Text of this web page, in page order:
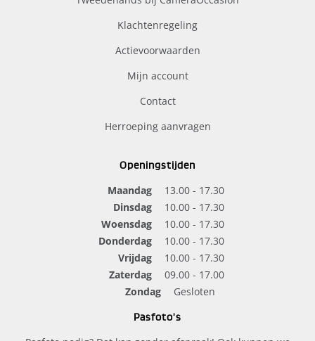
Klachtenregeling
Actievoorwaarden
Mijn account
Contact
Herroeping aanvragen
Openingstijden
Maandag
13.00 - 17.30
Dinsdag
10.00 - 17.30
Woensdag
10.00 - 17.30
Donderdag
10.00 - 17.30
Vrijdag
10.00 - 17.30
Zaterdag
09.00 - 17.00
Zondag
Gesloten
Pasfoto's